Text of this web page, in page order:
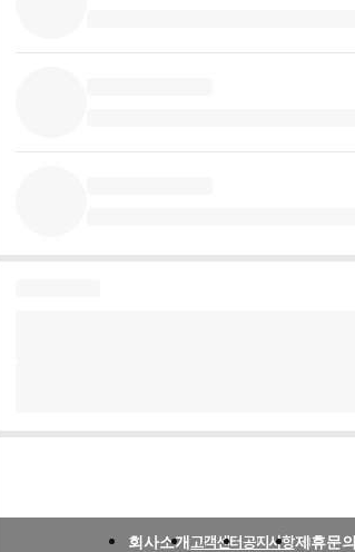
회사소개 고객센터공지사항제휴문의